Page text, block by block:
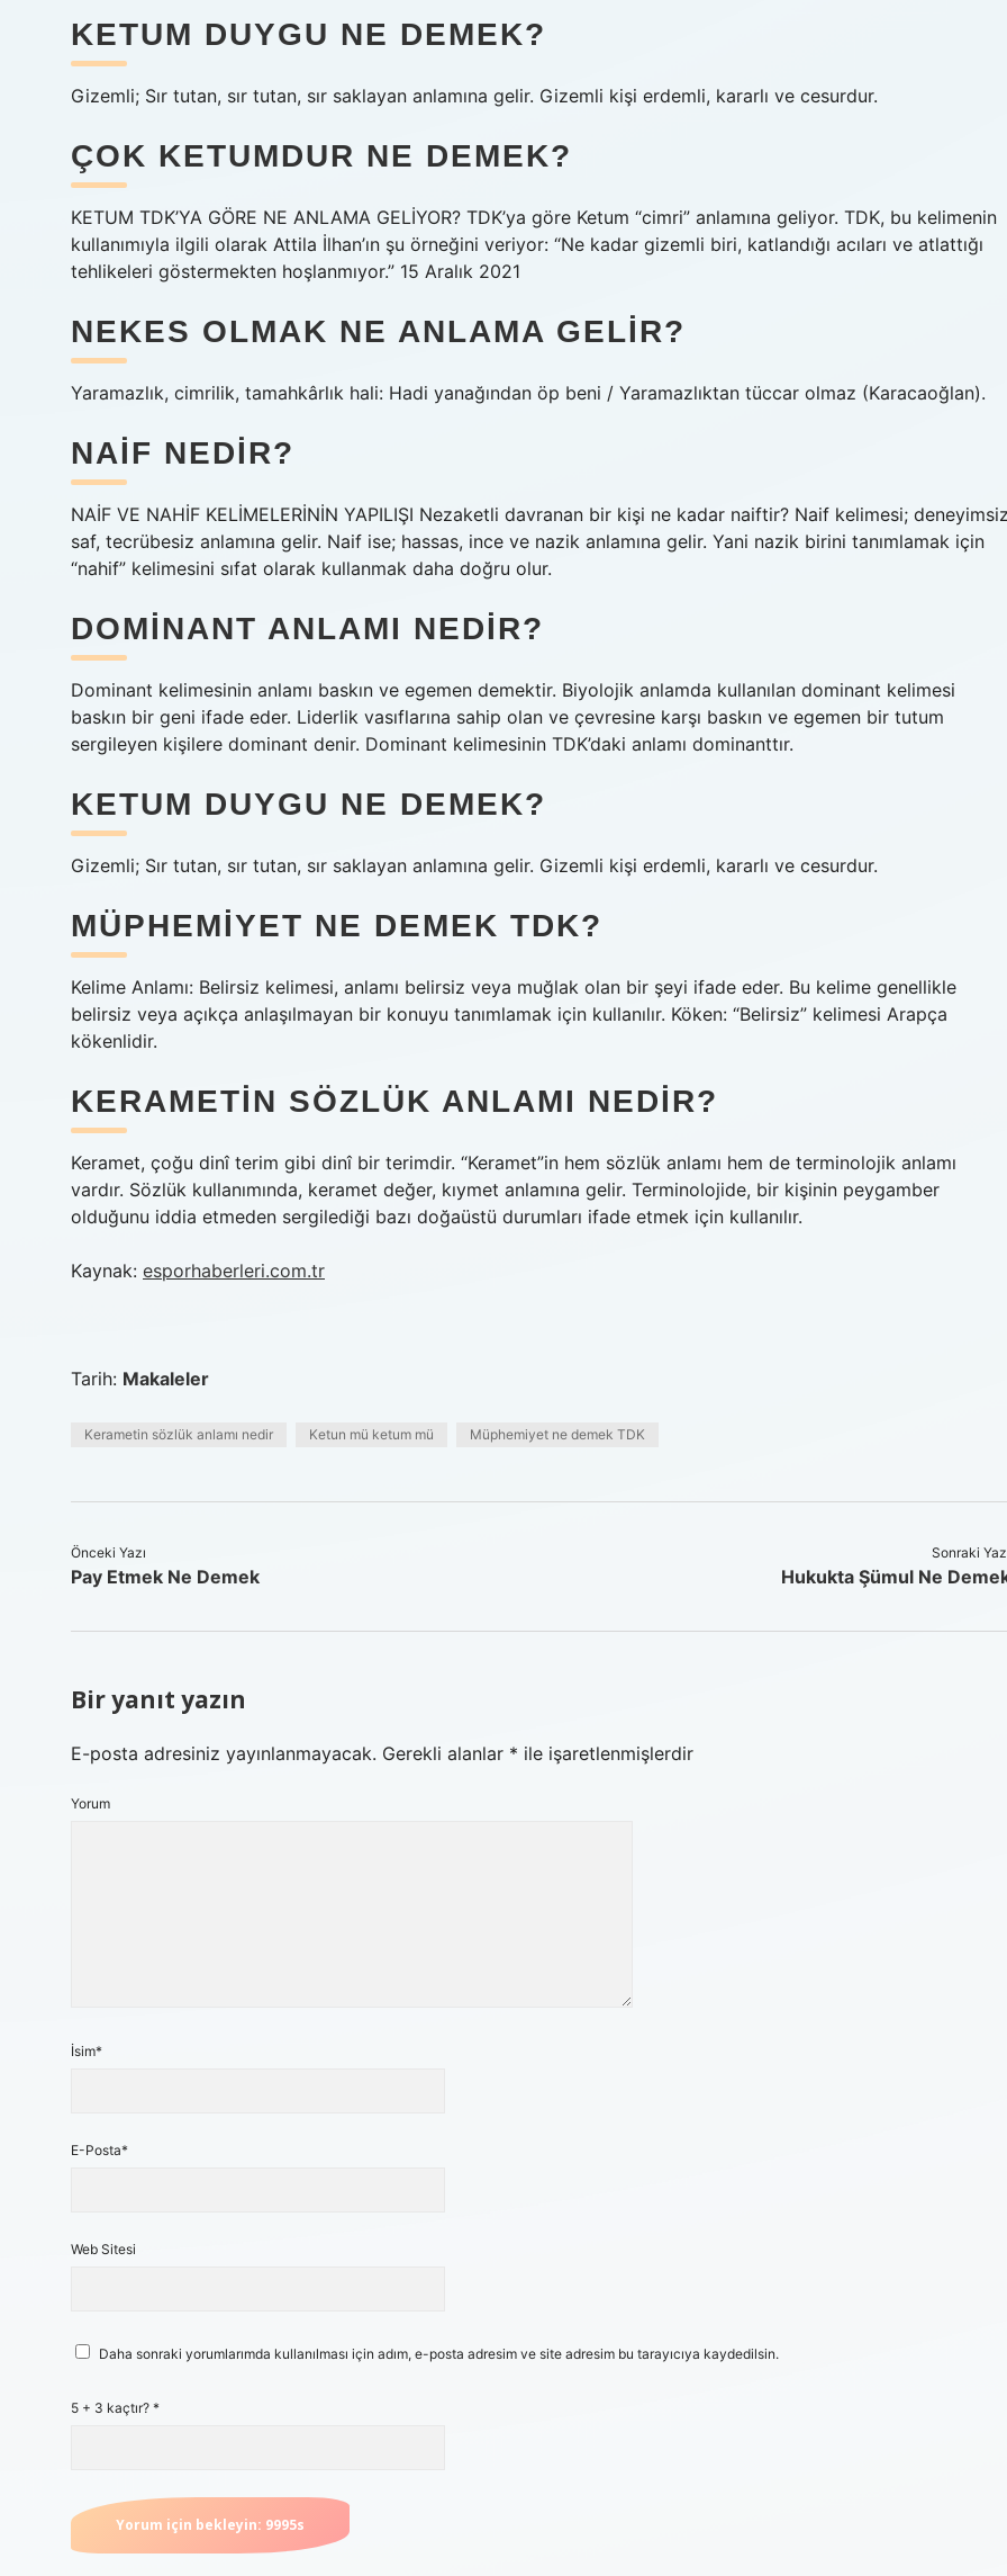
KETUM DUYGU NE DEMEK?
Gizemli; Sır tutan, sır tutan, sır saklayan anlamına gelir. Gizemli kişi erdemli, kararlı ve cesurdur.
ÇOK KETUMDUR NE DEMEK?
KETUM TDK’YA GÖRE NE ANLAMA GELİYOR? TDK’ya göre Ketum “cimri” anlamına geliyor. TDK, bu kelimenin
kullanımıyla ilgili olarak Attila İlhan’ın şu örneğini veriyor: “Ne kadar gizemli biri, katlandığı acıları ve atlattığı
tehlikeleri göstermekten hoşlanmıyor.” 15 Aralık 2021
NEKES OLMAK NE ANLAMA GELIR?
Yaramazlık, cimrilik, tamahkârlık hali: Hadi yanağından öp beni / Yaramazlıktan tüccar olmaz (Karacaoğlan).
NAIF NEDIR?
NAİF VE NAHİF KELİMELERİNİN YAPILIŞI Nezaketli davranan bir kişi ne kadar naiftir? Naif kelimesi;
saf, tecrübesiz anlamına gelir. Naif ise; hassas, ince ve nazik anlamına gelir. Yani nazik birini tanımlamak için
“nahif” kelimesini sıfat olarak kullanmak daha doğru olur.
DOMINANT ANLAMI NEDIR?
Dominant kelimesinin anlamı baskın ve egemen demektir. Biyolojik anlamda kullanılan dominant kelimesi
baskın bir geni ifade eder. Liderlik vasıflarına sahip olan ve çevresine karşı baskın ve egemen bir tutum
sergileyen kişilere dominant denir. Dominant kelimesinin TDK’daki anlamı dominanttır.
KETUM DUYGU NE DEMEK?
Gizemli; Sır tutan, sır tutan, sır saklayan anlamına gelir. Gizemli kişi erdemli, kararlı ve cesurdur.
MÜPHEMIYET NE DEMEK TDK?
Kelime Anlamı: Belirsiz kelimesi, anlamı belirsiz veya muğlak olan bir şeyi ifade eder. Bu kelime genellikle
belirsiz veya açıkça anlaşılmayan bir konuyu tanımlamak için kullanılır. Köken: “Belirsiz” kelimesi Arapça
kökenlidir.
KERAMETIN SÖZLÜK ANLAMI NEDIR?
Keramet, çoğu dinî terim gibi dinî bir terimdir. “Keramet”in hem sözlük anlamı hem de terminolojik anlamı
vardır. Sözlük kullanımında, keramet değer, kıymet anlamına gelir. Terminolojide, bir kişinin peygamber
olduğunu iddia etmeden sergilediği bazı doğaüstü durumları ifade etmek için kullanılır.
Kaynak: esporhaberleri.com.tr
Tarih: Makaleler
Kerametin sözlük anlamı nedir Ketun mü ketum mü Müphemiyet ne demek TDK
Önceki Yazı
Pay Etmek Ne Demek
Sonraki
Hukukta Şümul Ne
Bir yanıt yazın
E-posta adresiniz yayınlanmayacak. Gerekli alanlar * ile işaretlenmişlerdir
Yorum
İsim*
E-Posta*
Web Sitesi
Daha sonraki yorumlarımda kullanılması için adım, e-posta adresim ve site adresim bu tarayıcıya kaydedilsin.
5 + 3 kaçtır? *